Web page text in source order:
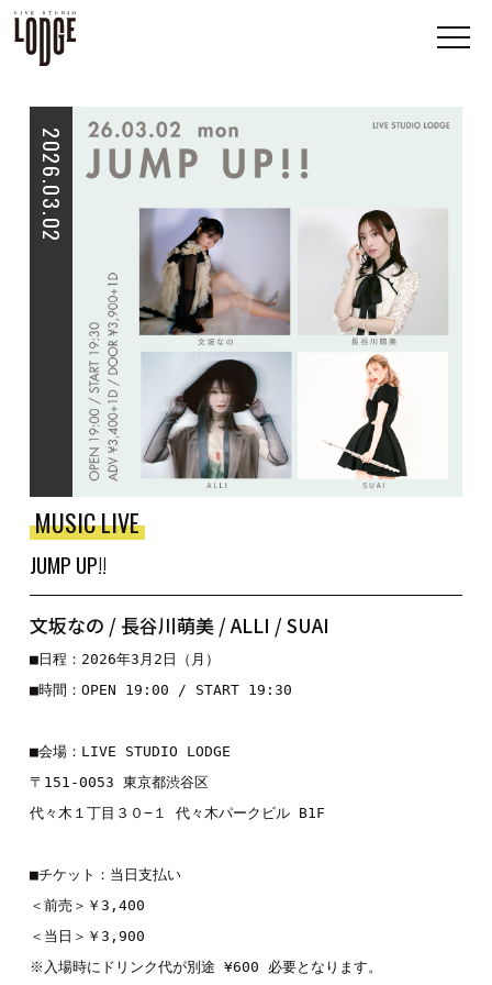
2026.03.02
MUSIC LIVE
JUMP UP!!
文坂なの / 長谷川萌美 / ALLI / SUAI
■日程：2026年3月2日（月）
■時間：OPEN 19:00 / START 19:30
■会場：LIVE STUDIO LODGE
〒151-0053 東京都渋谷区
代々木１丁目３０−１ 代々木パークビル B1F
■チケット：当日支払い
＜前売＞￥3,400
＜当日＞￥3,900
※入場時にドリンク代が別途 ¥600 必要となります。